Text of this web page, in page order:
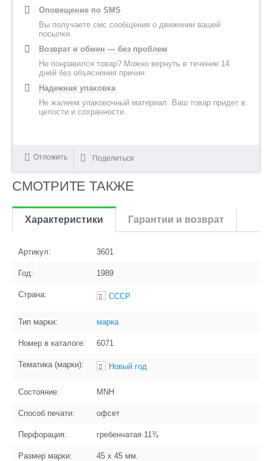
Оповещение по SMS
Вы получаете смс сообщения о движении вашей
посылки.
Возврат и обмен — без проблем
Не понравился товар? Можно вернуть в течение 14
дней без объяснения причин.
Надежная упаковка
Не жалеем упаковочный материал. Ваш товар придет в
целости и сохранности.
Отложить Поделиться
СМОТРИТЕ ТАКЖЕ
Характеристики Гарантии и возврат
Артикул: 3601
Год: 1989
Страна: СССР
Тип марки: марка
Номер в каталоге: 6071
Тематика (марки): Новый год
Состояние: MNH
Способ печати: офсет
Перфорация: гребенчатая 11¾
Размер марки: 45 x 45 мм.